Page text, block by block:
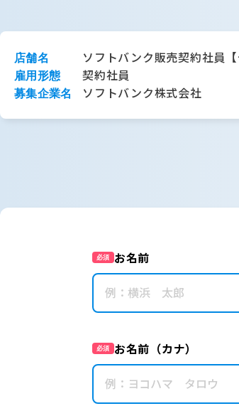
店舗名 ソフトバンク販売契約社員【
雇用形態 契約社員
募集企業名 ソフトバンク株式会社
必須 お名前
必須 お名前（カナ）